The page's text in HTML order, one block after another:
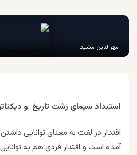
مهرالدین مشید
استبداد سیمای زشت تاریخ و
اقتدار در لغت به معنای توانایی
آمده است و اقتدار فردی هم به